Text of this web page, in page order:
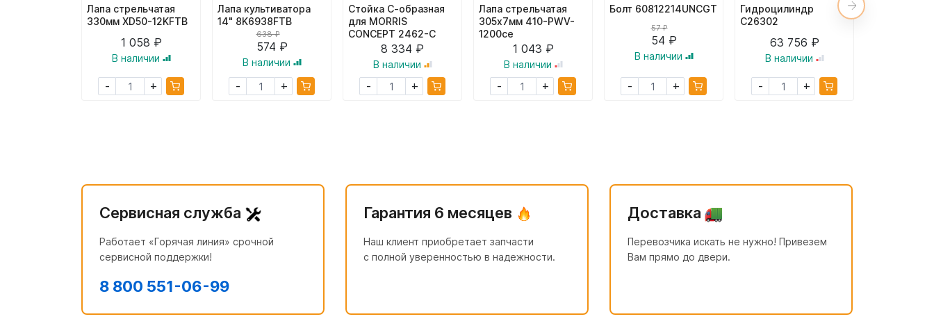
Лапа стрельчатая
330мм XD50-12KFTB
1 058 ₽
В наличии
- +
Лапа культиватора
14" 8K6938FTB
638 ₽
574 ₽
В наличии
- +
Стойка С-образная
для MORRIS
CONCEPT 2462-С
8 334 ₽
В наличии
- +
Лапа стрельчатая
305х7мм 410-PWV-
1200ce
1 043 ₽
В наличии
- +
Болт 60812214UNCGT
57 ₽
54 ₽
В наличии
- +
Гидроцилиндр
C26302
63 756 ₽
В наличии
- +
Сервисная служба
Работает «Горячая линия» срочной
сервисной поддержки!
8 800 551-06-99
Гарантия 6 месяцев
Наш клиент приобретает запчасти
с полной уверенностью в надежности.
Доставка
Перевозчика искать не нужно! Привезем
Вам прямо до двери.